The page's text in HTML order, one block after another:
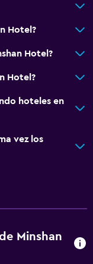
Hotel?
Hotel?
Hotel?
hoteles en
vez los
Minshan